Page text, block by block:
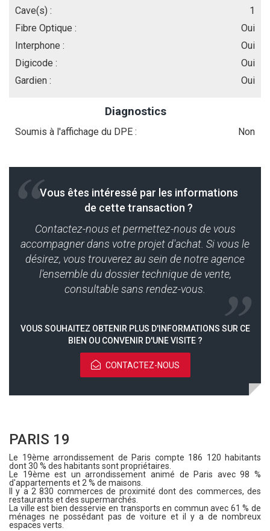
Cave(s) :
1
Fibre Optique :
Oui
Interphone :
Oui
Digicode :
Oui
Gardien :
Oui
Diagnostics
Soumis à l'affichage du DPE : Non
Vous êtes intéressé par les informations
de cette transaction ?
Contactez-nous et permettez-nous de vous
accompagner dans votre projet d'achat. Si vous le
désirez, vous trouverez au sein de notre agence
l'ensemble du dossier technique de vente,
consultable sans rendez-vous.
VOUS SOUHAITEZ OBTENIR PLUS D'INFORMATIONS SUR CE
BIEN OU CONVENIR D'UNE VISITE ?
CONTACTEZ-NOUS
PARIS 19
Le 19ème arrondissement de Paris compte 186 120 habitants
dont 30 % des habitants sont propriétaires.
Le 19ème est un arrondissement animé de Paris avec 98 %
d'appartements et 2 % de maisons.
Il y a 2 830 commerces de proximité dont des commerces, des
restaurants et des supermarchés.
La ville est bien desservie en transports en commun avec 61 % de
ménages ne possédant pas de voiture et il y a de nombreux
espaces verts.